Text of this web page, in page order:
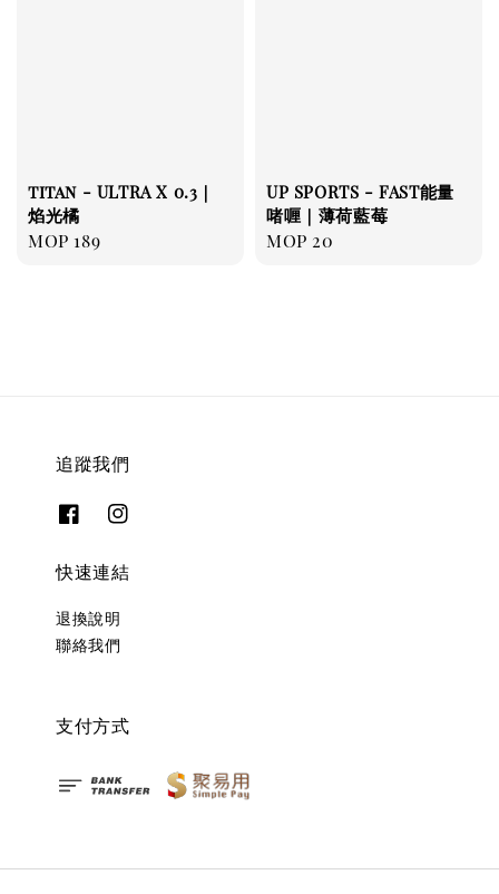
titan - ULTRA X 0.3｜
焰光橘
Regular
MOP 189
UP SPORTS - FAST能量
啫喱｜薄荷藍莓
Regular
MOP 20
追蹤我們
快速連結
退換說明
聯絡我們
支付方式